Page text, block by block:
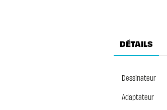
DÉTAILS
Dessinateur
Adaptateur